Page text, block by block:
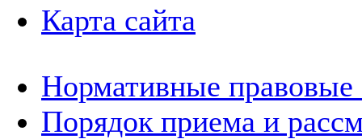
Карта сайта
Нормативные правовые
Порядок приема и